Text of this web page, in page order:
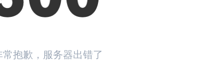
常抱歉，服务器出错了